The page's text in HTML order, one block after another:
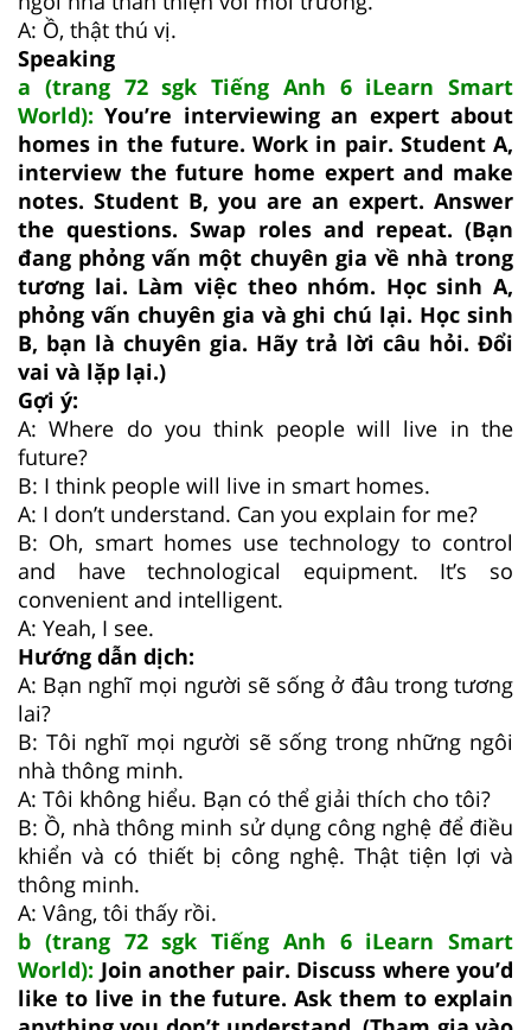
A: Ồ, thật thú vị.
Speaking
a (trang 72 sgk Tiếng Anh 6 iLearn Smart
World): You’re interviewing an expert about
homes in the future. Work in pair. Student A,
interview the future home expert and make
notes. Student B, you are an expert. Answer
the questions. Swap roles and repeat. (Bạn
đang phỏng vấn một chuyên gia về nhà trong
tương lai. Làm việc theo nhóm. Học sinh A,
phỏng vấn chuyên gia và ghi chú lại. Học sinh
B, bạn là chuyên gia. Hãy trả lời câu hỏi. Đổi
vai và lặp lại.)
Gợi ý:
A: Where do you think people will live in the
future?
B: I think people will live in smart homes.
A: I don’t understand. Can you explain for me?
B: Oh, smart homes use technology to control
and have technological equipment. It’s so
convenient and intelligent.
A: Yeah, I see.
Hướng dẫn dịch:
A: Bạn nghĩ mọi người sẽ sống ở đâu trong tương
lai?
B: Tôi nghĩ mọi người sẽ sống trong những ngôi
nhà thông minh.
A: Tôi không hiểu. Bạn có thể giải thích cho tôi?
B: Ồ, nhà thông minh sử dụng công nghệ để điều
khiển và có thiết bị công nghệ. Thật tiện lợi và
thông minh.
A: Vâng, tôi thấy rồi.
b (trang 72 sgk Tiếng Anh 6 iLearn Smart
World): Join another pair. Discuss where you’d
like to live in the future. Ask them to explain